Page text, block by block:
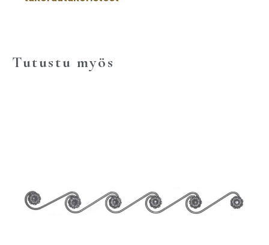
Tutustu myös